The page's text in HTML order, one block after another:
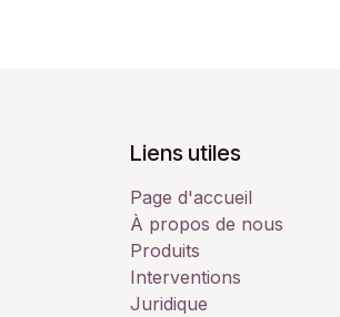
Liens utiles
Page d'accueil
À propos de nous
Produits
Interventions
Juridique